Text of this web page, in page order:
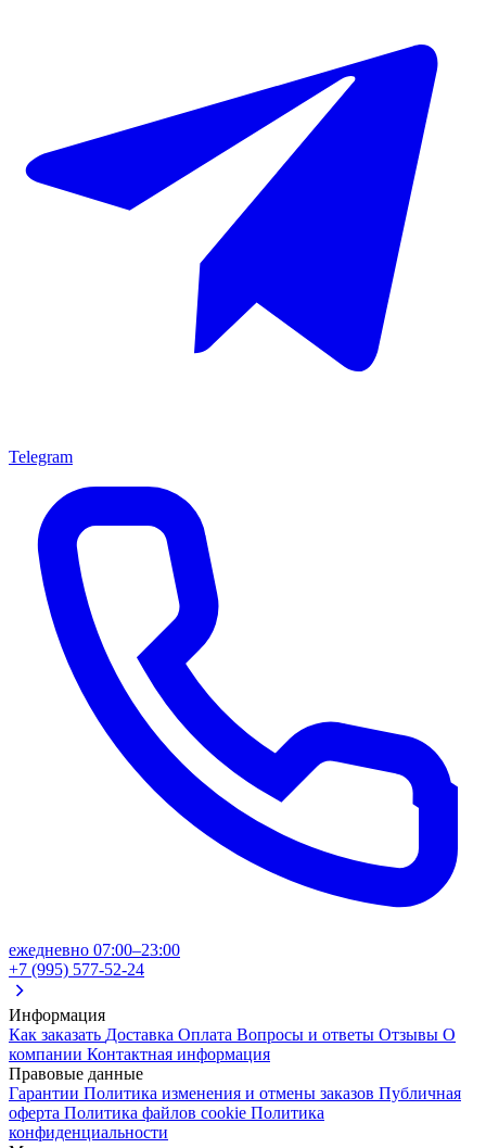
Telegram
ежедневно 07:00–23:00
+7 (995) 577-52-24
Информация
Как заказать Доставка Оплата Вопросы и ответы Отзывы О
компании Контактная информация
Правовые данные
Гарантии Политика изменения и отмены заказов Публичная
оферта Политика файлов cookie Политика
конфиденциальности